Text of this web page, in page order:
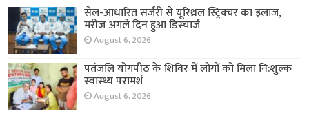
सेल-आधारित सर्जरी से यूरिथ्रल स्ट्रिक्चर का इलाज,
मरीज अगले दिन हुआ डिस्चार्ज
August 6, 2026
पतंजलि योगपीठ के शिविर में लोगों को मिला नि:शुल्क
स्वास्थ्य परामर्श
August 6, 2026